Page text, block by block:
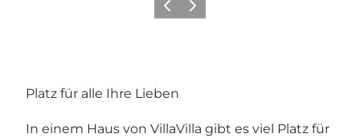
ZurückWeiter
Platz für alle Ihre Lieben
In einem Haus von VillaVilla gibt es viel Platz für